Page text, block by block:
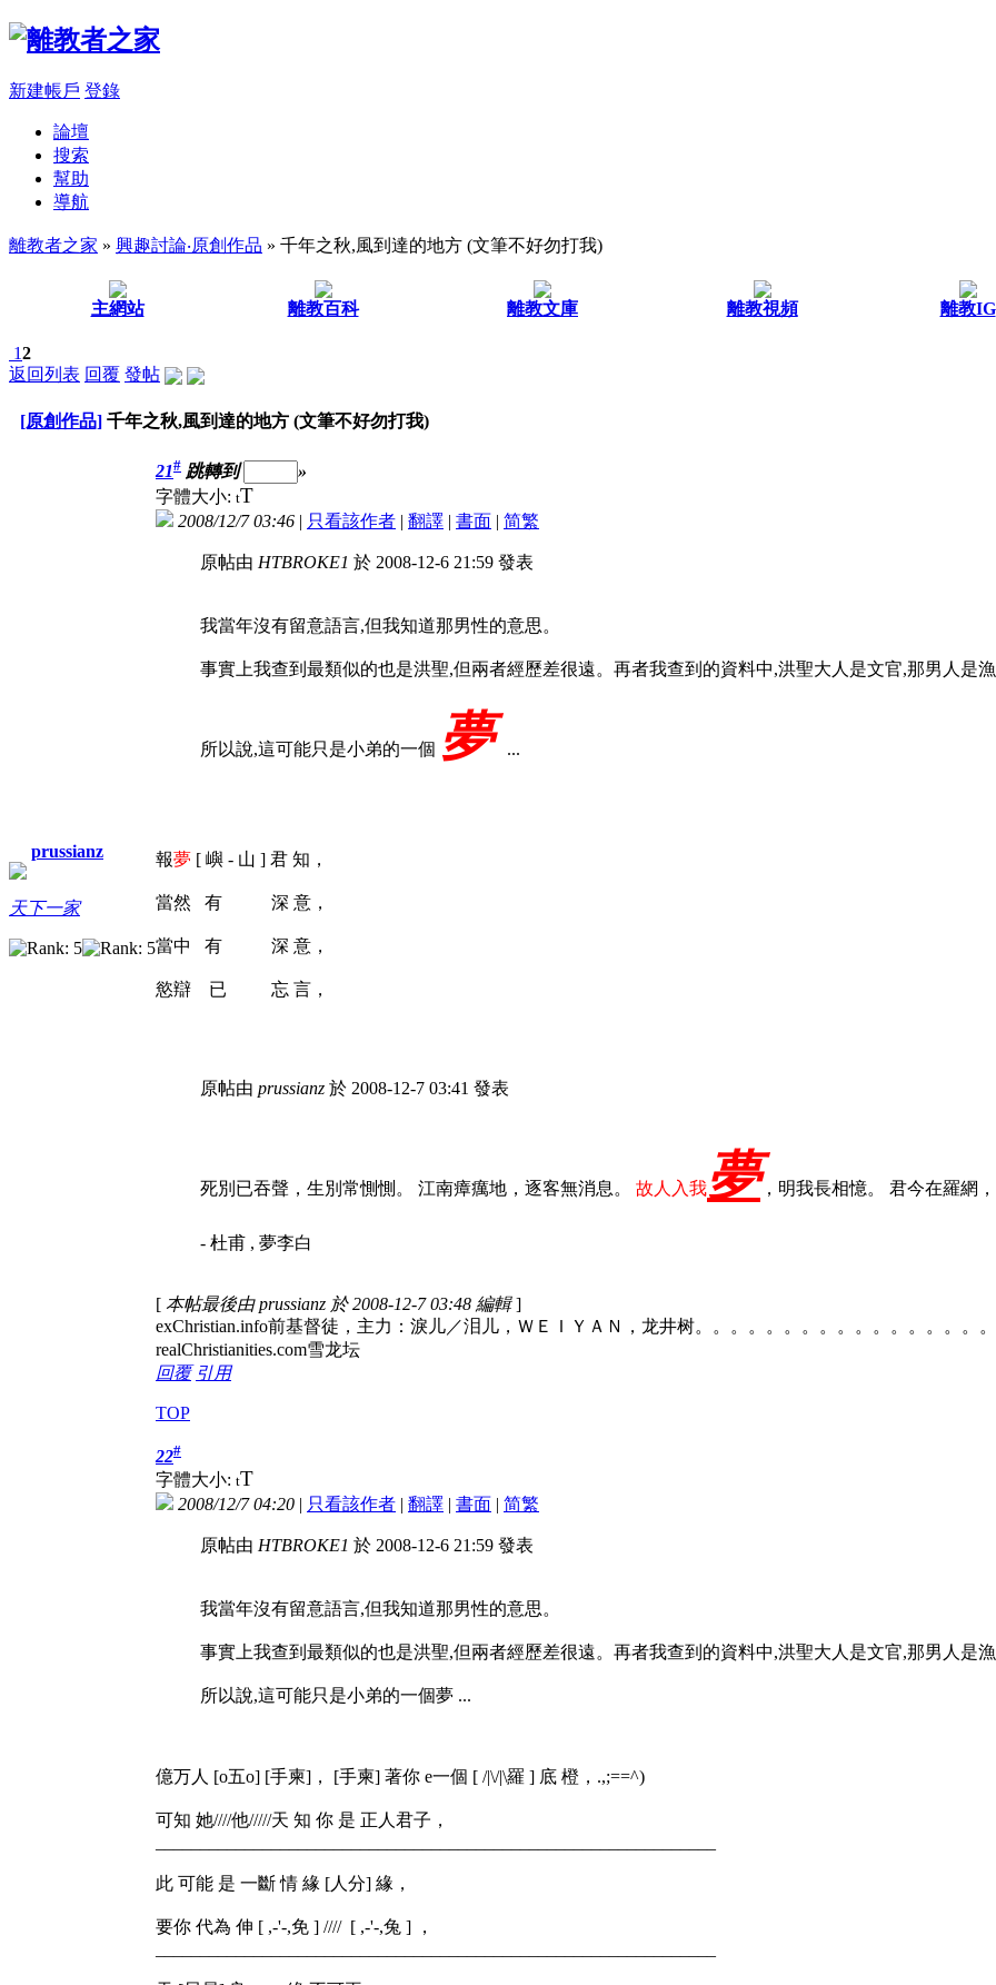
新建帳戶 登錄
論壇
搜索
幫助
導航
離教者之家 » 興趣討論‧原創作品 » 千年之秋,風到達的地方 (文筆不好勿打我)
主網站 離教百科 離教文庫 離教視頻 離教IG
12
返回列表 回覆 發帖
[原創作品] 千年之秋,風到達的地方 (文筆不好勿打我)
prussianz
天下一家
21# 跳轉到
»
字體大小: tT
2008/12/7 03:46 | 只看該作者 | 翻譯 | 書面 | 简繁
原帖由 HTBROKE1 於 2008-12-6 21:59 發表
我當年沒有留意語言,但我知道那男性的意思。
事實上我查到最類似的也是洪聖,但兩者經歷差很遠。再者我查到的資料中,洪聖大人是文官,那男人是
所以說,這可能只是小弟的一個 夢 ...
報夢 [ 嶼 - 山 ] 君 知，
當然 有 深 意，
當中 有 深 意，
慾辯 已 忘 言，
原帖由 prussianz 於 2008-12-7 03:41 發表
死別已吞聲，生別常惻惻。 江南瘴癘地，逐客無消息。 故人入我 夢，明我長相憶。 君今在羅網
- 杜甫 , 夢李白
[ 本帖最後由 prussianz 於 2008-12-7 03:48 編輯]
exChristian.info前基督徒，主力：淚儿／泪儿，ＷＥＩＹＡＮ，龙井树。。。。。。。。。。。。。。。
realChristianities.com雪龙坛
回覆 引用
TOP
22#
字體大小: tT
2008/12/7 04:20 | 只看該作者 | 翻譯 | 書面 | 简繁
原帖由 HTBROKE1 於 2008-12-6 21:59 發表
我當年沒有留意語言,但我知道那男性的意思。
事實上我查到最類似的也是洪聖,但兩者經歷差很遠。再者我查到的資料中,洪聖大人是文官,那男人是
所以說,這可能只是小弟的一個夢 ...
億万人 [o五o] [手柬]， [手柬] 著你 e一個 [ /|\/|\羅 ] 底 橙，.,;==^)
可知 她////他/////天 知 你 是 正人君子，
此 可能 是 一斷 情 緣 [人分] 緣，
要你 代為 伸 [ ,-'-,免 ] //// [ ,-'-,兔 ] ，